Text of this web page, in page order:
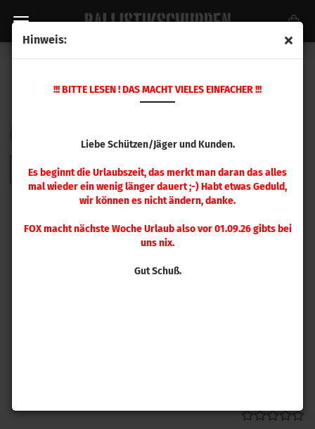
Hinweis:
!!! BITTE LESEN ! DAS MACHT VIELES EINFACHER !!!
Liebe Schützen/Jäger und Kunden.
Es beginnt die Urlaubszeit, das merkt man daran das alles
mal wieder ein wenig länger dauert ;-) Habt etwas Geduld,
wir können es nicht ändern, danke.
FOX macht nächste Woche Urlaub also vor 01.09.26 gibts bei
uns nix.
Gut Schuß.